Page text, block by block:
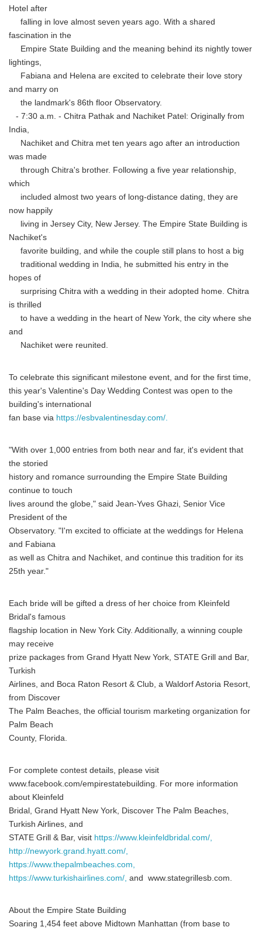
Hotel after
falling in love almost seven years ago. With a shared
fascination in the
Empire State Building and the meaning behind its nightly tower
lightings,
Fabiana and Helena are excited to celebrate their love story
and marry on
the landmark's 86th floor Observatory.
- 7:30 a.m. - Chitra Pathak and Nachiket Patel: Originally from
India,
Nachiket and Chitra met ten years ago after an introduction
was made
through Chitra's brother. Following a five year relationship,
which
included almost two years of long-distance dating, they are
now happily
living in Jersey City, New Jersey. The Empire State Building is
Nachiket's
favorite building, and while the couple still plans to host a big
traditional wedding in India, he submitted his entry in the
hopes of
surprising Chitra with a wedding in their adopted home. Chitra
is thrilled
to have a wedding in the heart of New York, the city where she
and
Nachiket were reunited.
To celebrate this significant milestone event, and for the first time,
this year's Valentine's Day Wedding Contest was open to the
building's international
fan base via https://esbvalentinesday.com/.
"With over 1,000 entries from both near and far, it's evident that
the storied
history and romance surrounding the Empire State Building
continue to touch
lives around the globe," said Jean-Yves Ghazi, Senior Vice
President of the
Observatory. "I'm excited to officiate at the weddings for Helena
and Fabiana
as well as Chitra and Nachiket, and continue this tradition for its
25th year."
Each bride will be gifted a dress of her choice from Kleinfeld
Bridal's famous
flagship location in New York City. Additionally, a winning couple
may receive
prize packages from Grand Hyatt New York, STATE Grill and Bar,
Turkish
Airlines, and Boca Raton Resort & Club, a Waldorf Astoria Resort,
from Discover
The Palm Beaches, the official tourism marketing organization for
Palm Beach
County, Florida.
For complete contest details, please visit
www.facebook.com/empirestatebuilding. For more information
about Kleinfeld
Bridal, Grand Hyatt New York, Discover The Palm Beaches,
Turkish Airlines, and
STATE Grill & Bar, visit https://www.kleinfeldbridal.com/,
http://newyork.grand.hyatt.com/,
https://www.thepalmbeaches.com,
https://www.turkishairlines.com/, and www.stategrillesb.com.
About the Empire State Building
Soaring 1,454 feet above Midtown Manhattan (from base to